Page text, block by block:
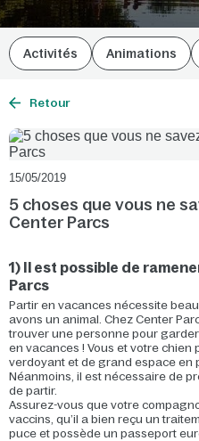
Activités Animations
Retour
15/05/2019
5 choses que vous ne
Center Parcs
1) Il est possible de
Parcs
Partir en vacances nécessite
avons un animal. Chez Center
trouver une personne pour
en vacances ! Vous et votre chien
verdoyant et de grand espace en
Néanmoins, il est nécessaire de
de partir.
Assurez-vous que votre
vaccins, qu’il a bien reçu un
puce et possède un passeport